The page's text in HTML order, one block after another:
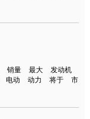
销量 最大
发动机
电动 动力 将于
市